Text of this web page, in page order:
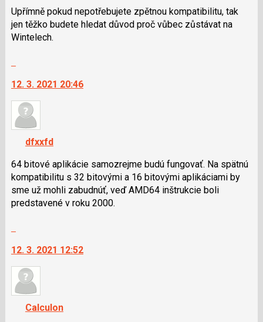
nový
názor
navigaci
lze
použít
N
následující
a
P
pro
předchozí
nový
názor
Upřímně pokud nepotřebujete zpětnou kompatibilitu, tak
jen těžko budete hledat důvod proč vůbec zůstávat na
Wintelech.
další
nový
názor.
navigaci
lze
použít
i
klávesy
N
P
pro
předchozí
nový
názor
12. 3. 2021 20:46
dfxxfd
64 bitové aplikácie samozrejme budú fungovať. Na spätnú
kompatibilitu s 32 bitovými a 16 bitovými aplikáciami by
sme už mohli zabudnúť, veď AMD64 inštrukcie boli
predstavené v roku 2000.
další
nový
názor.
navigaci
lze
12. 3. 2021 12:52
Calculon